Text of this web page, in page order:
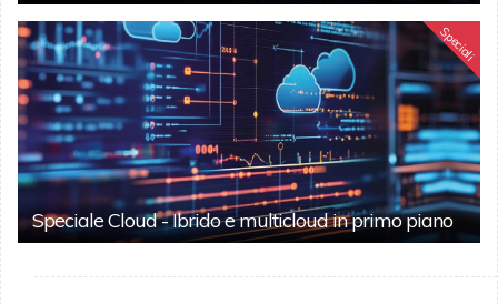
Speciali
Speciale Cloud - Ibrido e multicloud in primo piano